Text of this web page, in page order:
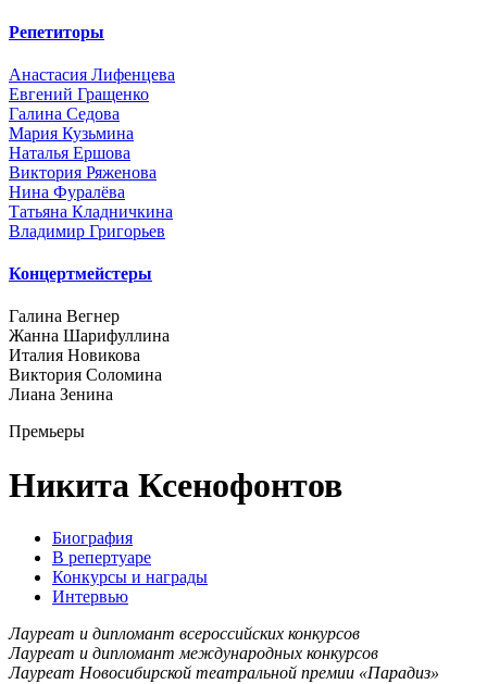
Репетиторы
Анастасия Лифенцева
Евгений Гращенко
Галина Седова
Мария Кузьмина
Наталья Ершова
Виктория Ряженова
Нина Фуралёва
Татьяна Кладничкина
Владимир Григорьев
Концертмейстеры
Галина Вегнер
Жанна Шарифуллина
Италия Новикова
Виктория Соломина
Лиана Зенина
Премьеры
Никита Ксенофонтов
Биография
В репертуаре
Конкурсы и награды
Интервью
Лауреат и дипломант всероссийских конкурсов
Лауреат и дипломант международных конкурсов
Лауреат Новосибирской театральной премии «Парадиз»